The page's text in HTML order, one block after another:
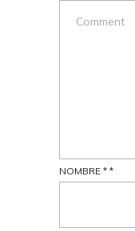
NOMBRE * *